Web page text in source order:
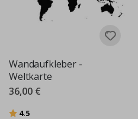
Wandaufkleber -
Weltkarte
36,00 €
Bewertung:
4.5